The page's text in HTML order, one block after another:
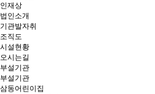
인재상
법인소개
기관발자취
조직도
시설현황
오시는길
부설기관
부설기관
삼동어린이집